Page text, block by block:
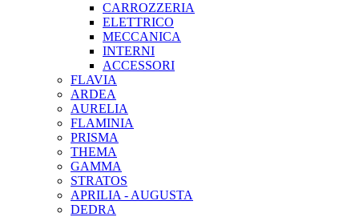
CARROZZERIA
ELETTRICO
MECCANICA
INTERNI
ACCESSORI
FLAVIA
ARDEA
AURELIA
FLAMINIA
PRISMA
THEMA
GAMMA
STRATOS
APRILIA - AUGUSTA
DEDRA